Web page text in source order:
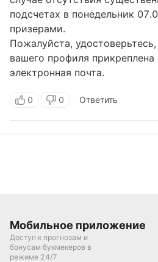
подсчетах в понедельник
призерами.
Пожалуйста,
вашего профиля прикреплена
электронная почта.
0 0 Ответить
Мобильное приложение
Доступ к прогнозам и
бонусам букмекеров в
режиме 24/7